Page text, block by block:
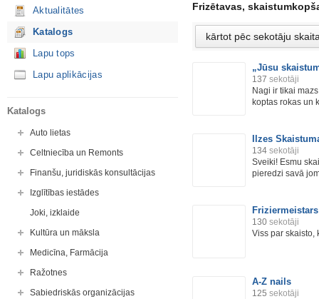
Aktualitātes
Katalogs
Lapu tops
Lapu aplikācijas
Katalogs
Auto lietas
Celtniecība un Remonts
Finanšu, juridiskās konsultācijas
Izglītības iestādes
Joki, izklaide
Kultūra un māksla
Medicīna, Farmācija
Ražotnes
Sabiedriskās organizācijas
Frizētavas,
„Jūsu
137 sekotāji
Nagi ir tikai
koptas rokas un
Ilzes
134 sekotāji
Sveiki! Esmu
pieredzi savā
Friziermeistars
130 sekotāji
Viss par skaisto,
A-Z nails
125 sekotāji